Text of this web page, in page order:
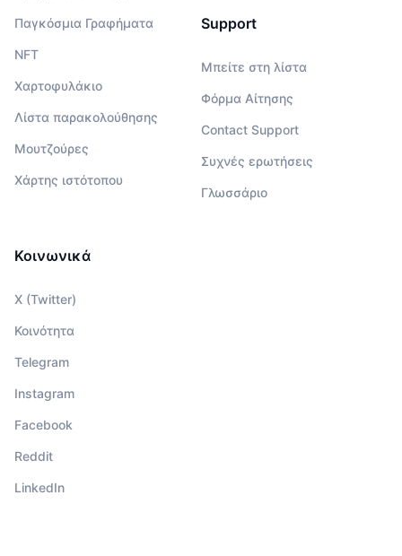
Παγκόσμια Γραφήματα
NFT
Χαρτοφυλάκιο
Λίστα παρακολούθησης
Μουτζούρες
Χάρτης ιστότοπου
Support
Μπείτε στη λίστα
Φόρμα Αίτησης
Contact Support
Συχνές ερωτήσεις
Γλωσσάριο
Κοινωνικά
X (Twitter)
Κοινότητα
Telegram
Instagram
Facebook
Reddit
LinkedIn